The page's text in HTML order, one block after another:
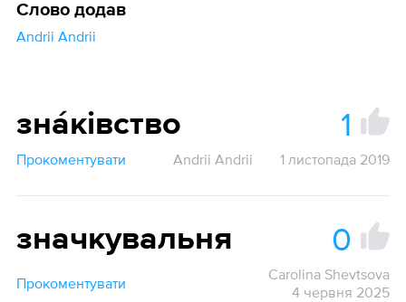
Слово додав
Andrii Andrii
знáківство 1
Прокоментувати Andrii Andrii 1 листопада 2019
значкувальня 0
Прокоментувати
Carolina Shevtsova
4 червня 2025